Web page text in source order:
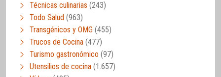
Técnicas culinarias (243)
Todo Salud (963)
Transgénicos y OMG (455)
Trucos de Cocina (477)
Turismo gastronómico (97)
Utensilios de cocina (1.657)